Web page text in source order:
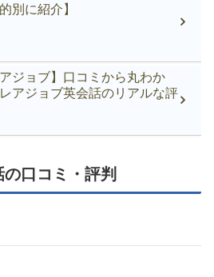
的別に紹介】
アジョブ】口コミから丸わか
アジョブ英会話のリアルな評
口コミ・評判